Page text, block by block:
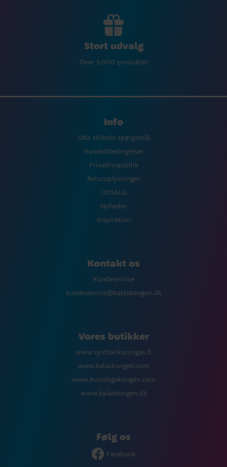
Stort udvalg
Over 9.000 produkter
Info
Ofte stillede spørgsmål
Handelsbetingelser
Privatlivspolitik
Returoplysninger
UDSALG
Nyheder
Inspiration
Kontakt os
Kundeservice
kundeservice@kalaskongen.dk
Vores butikker
www.synttarikuningas.fi
www.kalaskungen.com
www.bursdagskongen.com
www.kalaskongen.dk
Følg os
Facebook